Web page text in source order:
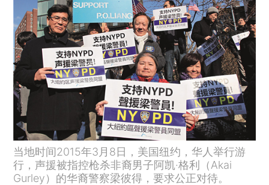
当地时间2015年3月8日，美国纽约，华人举行游
行，声援被指控枪杀非裔男子阿凯·格利（Akai
Gurley）的华裔警察梁彼得，要求公正对待。